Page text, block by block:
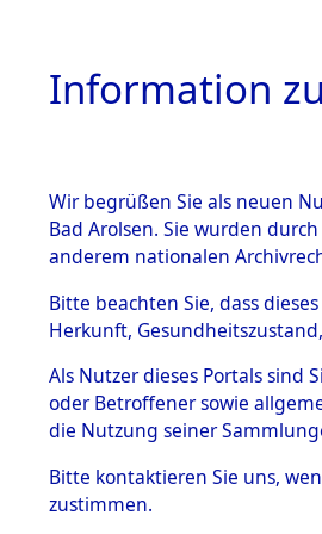
BESTÄNDE
Inhaftierungsdoku
mente
5. Verschiedenes
Todesmärsche
5.3.1 Alliierte
Information
Wir begrüßen Sie als neuen
Bad Arolsen. Sie wurden
anderem nationalen
Bitte beachten Sie, dass
Herkunft,
Als Nutzer dieses Portals sind
oder Betroffener sowie
die Nutzung seiner
Bitte kontaktieren Sie uns,
zustimmen.